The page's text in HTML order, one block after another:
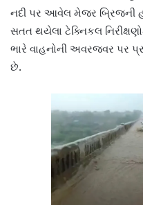
નદી પર આવેલ મેજર બ્રિજની
સતત થયેલા ટેક્નિકલ
ભારે વાહનોની અવરજવર પર
છે.